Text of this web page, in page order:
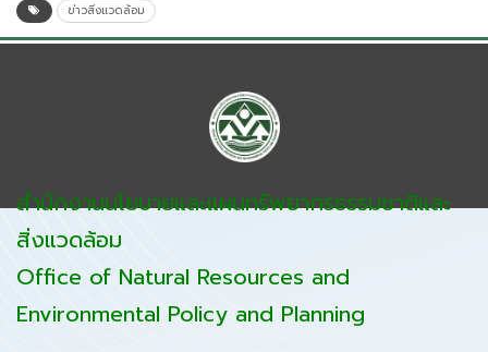
ข่าวสิ่งแวดล้อม
สำนักงานนโยบายและแผนทรัพยากรธรรมชาติและ
สิ่งแวดล้อม
Office of Natural Resources and
Environmental Policy and Planning